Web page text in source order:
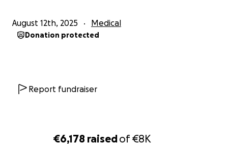
€6,178 raisedof€8K
August 12th, 2025 Medical
Donation protected
Report fundraiser